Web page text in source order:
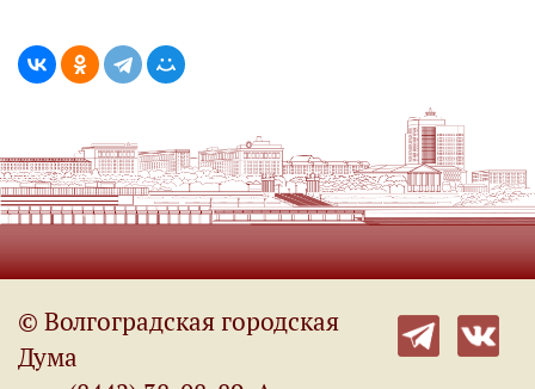
© Волгоградская городская
Дума